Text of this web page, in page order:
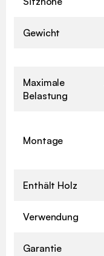
Gewicht
Maximale
Belastung
Montage
Enthält Holz
Verwendung
Garantie